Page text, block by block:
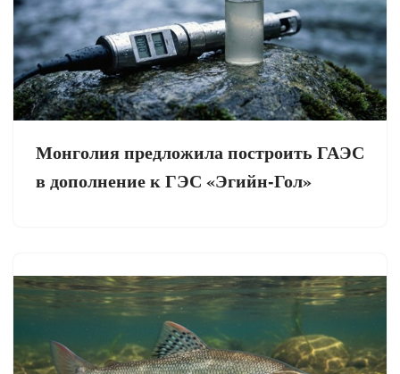
Монголия предложила построить ГАЭС
в дополнение к ГЭС «Эгийн-Гол»